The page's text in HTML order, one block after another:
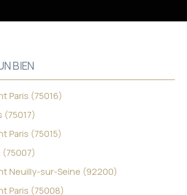
BIEN
Paris (75016)
(75017)
Paris (75015)
(75007)
Neuilly-sur-Seine (92200)
Paris (75008)